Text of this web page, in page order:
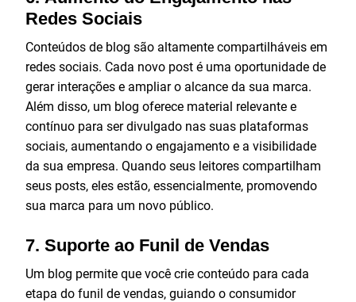
Redes Sociais
Conteúdos de blog são altamente compartilháveis em
redes sociais. Cada novo post é uma oportunidade de
gerar interações e ampliar o alcance da sua marca.
Além disso, um blog oferece material relevante e
contínuo para ser divulgado nas suas plataformas
sociais, aumentando o engajamento e a visibilidade
da sua empresa. Quando seus leitores compartilham
seus posts, eles estão, essencialmente, promovendo
sua marca para um novo público.
7. Suporte ao Funil de Vendas
Um blog permite que você crie conteúdo para cada
etapa do funil de vendas, guiando o consumidor